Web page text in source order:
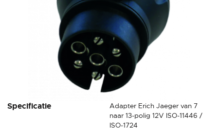
Specificatie
Adapter Erich Jaeger van 7
naar 13-polig 12V ISO-11446 /
ISO-1724
Ga